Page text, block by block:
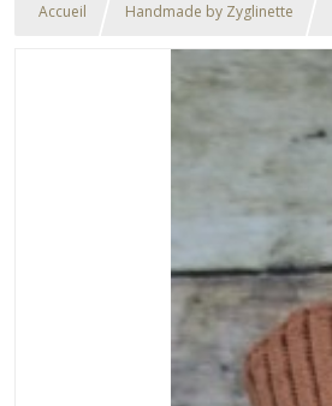
Accueil Handmade by Zyglinette